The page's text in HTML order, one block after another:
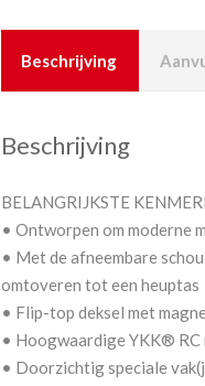
Beschrijving
Beschrijving
BELANGRIJKSTE
• Ontworpen om moderne
• Met de afneembare
omtoveren tot een heuptas
• Flip-top deksel met
• Hoogwaardige YKK®
• Doorzichtig speciale